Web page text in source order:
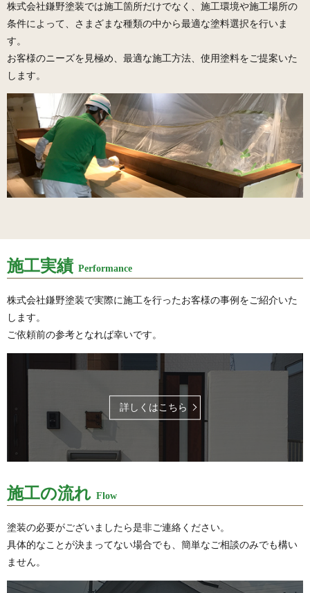
株式会社鎌野塗装では施工箇所だけでなく、施工環境や施工場所の
条件によって、さまざまな種類の中から最適な塗料選択を行いま
す。
お客様のニーズを見極め、最適な施工方法、使用塗料をご提案いた
します。
施工実績 Performance
株式会社鎌野塗装で実際に施工を行ったお客様の事例をご紹介いた
します。
ご依頼前の参考となれば幸いです。
詳しくはこちら
施工の流れ Flow
塗装の必要がございましたら是非ご連絡ください。
具体的なことが決まってない場合でも、簡単なご相談のみでも構い
ません。